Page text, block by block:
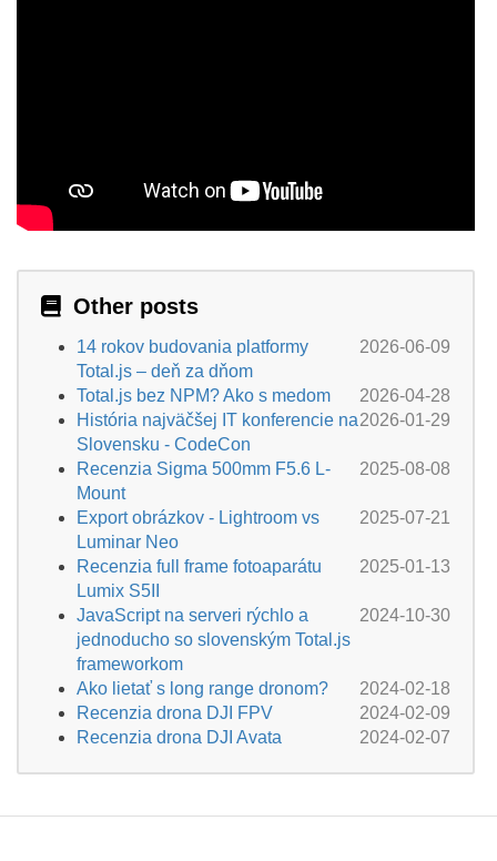
Other posts
2026-06-09
14 rokov budovania platformy
Total.js – deň za dňom
2026-04-28
Total.js bez NPM? Ako s medom
2026-01-29
História najväčšej IT konferencie na
Slovensku - CodeCon
2025-08-08
Recenzia Sigma 500mm F5.6 L-
Mount
2025-07-21
Export obrázkov - Lightroom vs
Luminar Neo
2025-01-13
Recenzia full frame fotoaparátu
Lumix S5II
2024-10-30
JavaScript na serveri rýchlo a
jednoducho so slovenským Total.js
frameworkom
2024-02-18
Ako lietať s long range dronom?
2024-02-09
Recenzia drona DJI FPV
2024-02-07
Recenzia drona DJI Avata